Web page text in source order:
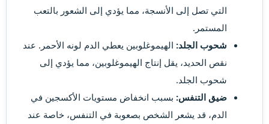
التي تصل إلى الأنسجة، مما يؤدي إلى الشعور بالتعب
المستمر.
شحوب الجلد: الهيموغلوبين يعطي الدم لونه الأحمر. عند
نقص الحديد، يقل إنتاج الهيموغلوبين، مما يؤدي إلى
شحوب الجلد.
ضيق التنفس: بسبب انخفاض مستويات الأكسجين في
الدم، قد يشعر الشخص بصعوبة في التنفس، خاصة عند